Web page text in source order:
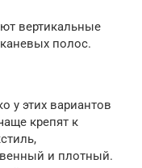
вертикальные
полос.
у этих вариантов
крепят к
и плотный.